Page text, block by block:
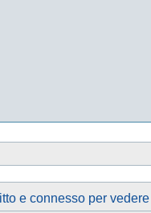
e connesso per